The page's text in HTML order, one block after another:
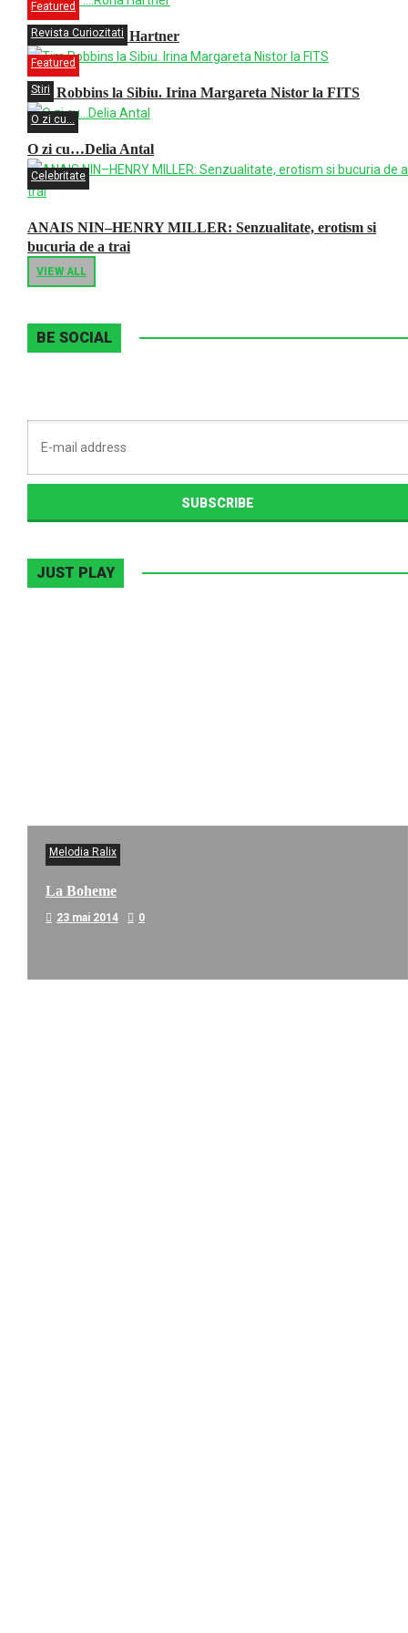
Featured
Revista Curiozitati
O zi cu ….Rona Hartner
Featured
Stiri
Tim Robbins la Sibiu. Irina Margareta Nistor la FITS
O zi cu...
O zi cu…Delia Antal
Celebritate
ANAIS NIN–HENRY MILLER: Senzualitate, erotism si
bucuria de a trai
VIEW ALL
BE SOCIAL
JUST PLAY
Melodia Ralix
La Boheme
23 mai 2014 0